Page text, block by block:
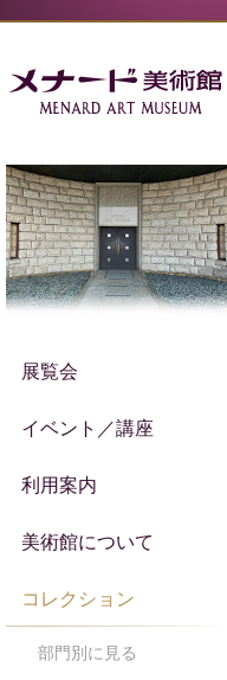
展覧会
イベント／講座
利用案内
美術館について
コレクション
部門別に見る